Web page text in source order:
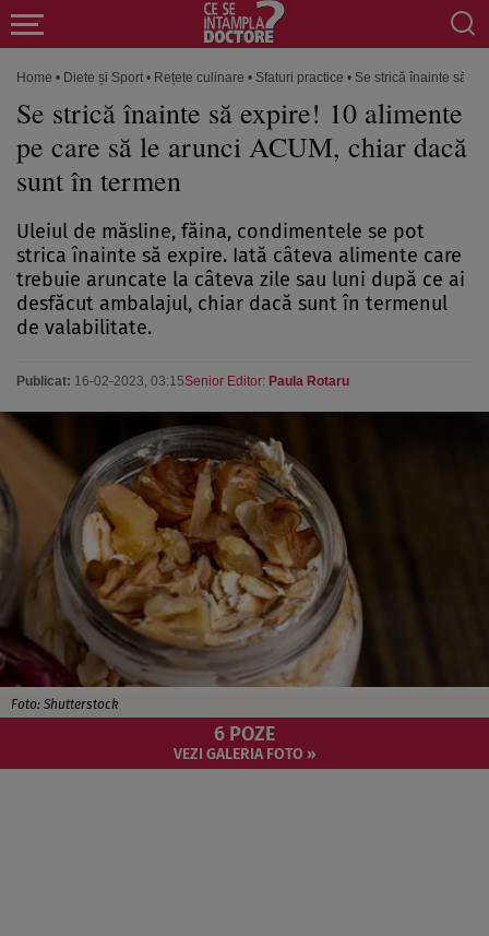
Home • Diete și Sport • Rețete culinare • Sfaturi practice • Se strică înainte să
Se strică înainte să expire! 10 alimente
pe care să le arunci ACUM, chiar dacă
sunt în termen
Uleiul de măsline, făina, condimentele se pot
strica înainte să expire. Iată câteva alimente care
trebuie aruncate la câteva zile sau luni după ce ai
desfăcut ambalajul, chiar dacă sunt în termenul
de valabilitate.
Publicat: 16-02-2023, 03:15Senior Editor: Paula Rotaru
Foto: Shutterstock
6 POZE
VEZI GALERIA FOTO »